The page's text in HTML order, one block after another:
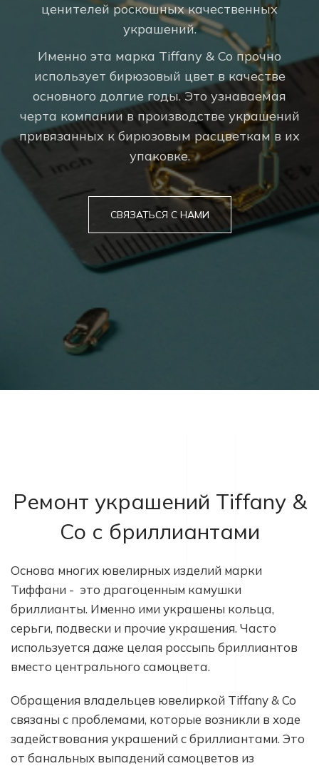
ценителей роскошных качественных
украшений.
Именно эта марка Tiffany & Co прочно
использует бирюзовый цвет в качестве
основного долгие годы. Это узнаваемая
черта компании в производстве украшений
привязанных к бирюзовым расцветкам в их
упаковке.
СВЯЗАТЬСЯ С НАМИ
Ремонт украшений Tiffany &
Co с бриллиантами
Основа многих ювелирных изделий марки
Тиффани - это драгоценным камушки
бриллианты. Именно ими украшены кольца,
серьги, подвески и прочие украшения. Часто
используется даже целая россыпь бриллиантов
вместо центрального самоцвета.
Обращения владельцев ювелиркой Tiffany & Co
связаны с проблемами, которые возникли в ходе
задействования украшений с бриллиантами. Это
от банальных выпадений самоцветов из